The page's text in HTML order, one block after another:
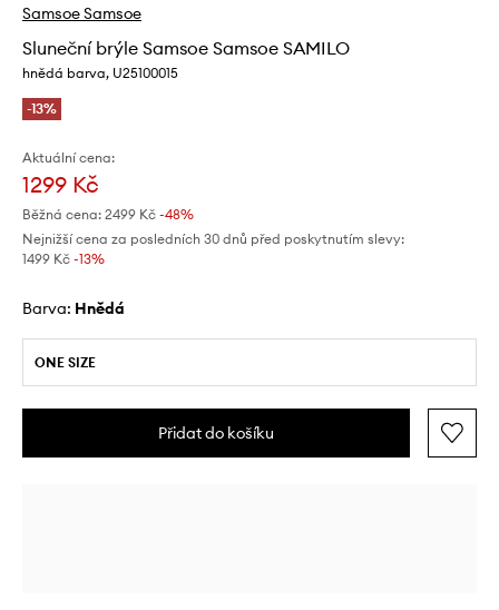
Samsoe Samsoe
Sluneční brýle Samsoe Samsoe SAMILO
hnědá barva, U25100015
-13%
Aktuální cena:
1299 Kč
Běžná cena: 2499 Kč -48%
Nejnižší cena za posledních 30 dnů před poskytnutím slevy:
1499 Kč -13%
Barva: hnědá
ONE SIZE
Přidat do košíku